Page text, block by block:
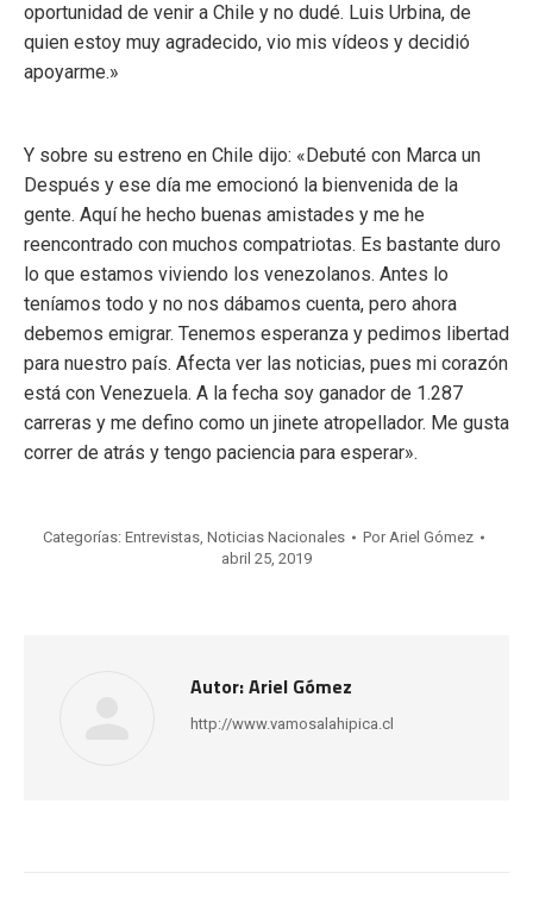
oportunidad de venir a Chile y no dudé. Luis Urbina, de
quien estoy muy agradecido, vio mis vídeos y decidió
apoyarme.»
Y sobre su estreno en Chile dijo: «Debuté con Marca un
Después y ese día me emocionó la bienvenida de la
gente. Aquí he hecho buenas amistades y me he
reencontrado con muchos compatriotas. Es bastante duro
lo que estamos viviendo los venezolanos. Antes lo
teníamos todo y no nos dábamos cuenta, pero ahora
debemos emigrar. Tenemos esperanza y pedimos libertad
para nuestro país. Afecta ver las noticias, pues mi corazón
está con Venezuela. A la fecha soy ganador de 1.287
carreras y me defino como un jinete atropellador. Me gusta
correr de atrás y tengo paciencia para esperar».
Categorías: Entrevistas, Noticias Nacionales PorAriel Gómez
abril 25, 2019
Autor:Ariel Gómez
http://www.vamosalahipica.cl